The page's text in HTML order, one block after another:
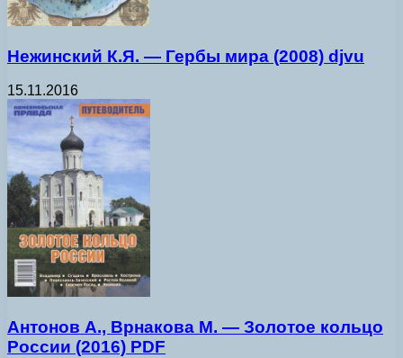
Нежинский К.Я. — Гербы мира (2008) djvu
15.11.2016
Антонов А., Врнакова М. — Золотое кольцо
России (2016) PDF